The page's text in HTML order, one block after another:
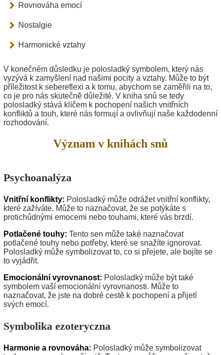
Rovnováha emocí
Nostalgie
Harmonické vztahy
V konečném důsledku je polosladký symbolem, který nás
vyzývá k zamyšlení nad našimi pocity a vztahy. Může to být
příležitost k sebereflexi a k tomu, abychom se zaměřili na to,
co je pro nás skutečně důležité. V kniha snů se tedy
polosladký stává klíčem k pochopení našich vnitřních
konfliktů a touh, které nás formují a ovlivňují naše každodenní
rozhodování.
Význam v knihách snů
Psychoanalýza
Vnitřní konflikty: Polosladký může odrážet vnitřní konflikty,
které zažíváte. Může to naznačovat, že se potýkáte s
protichůdnými emocemi nebo touhami, které vás brzdí.
Potlačené touhy: Tento sen může také naznačovat
potlačené touhy nebo potřeby, které se snažíte ignorovat.
Polosladký může symbolizovat to, co si přejete, ale bojíte se
to vyjádřit.
Emocionální vyrovnanost: Polosladký může být také
symbolem vaší emocionální vyrovnanosti. Může to
naznačovat, že jste na dobré cestě k pochopení a přijetí
svých emocí.
Symbolika ezoteryczna
Harmonie a rovnováha: Polosladký může symbolizovat